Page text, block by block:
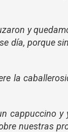
y
día, porque
la
cappuccino y
nuestras